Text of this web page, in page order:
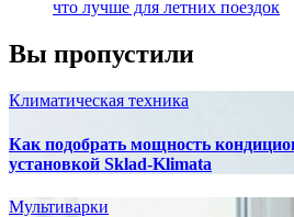
что лучше для летних поездок
Вы пропустили
Климатическая техника
Как подобрать мощность
установкой Sklad-Klimata
Мультиварки